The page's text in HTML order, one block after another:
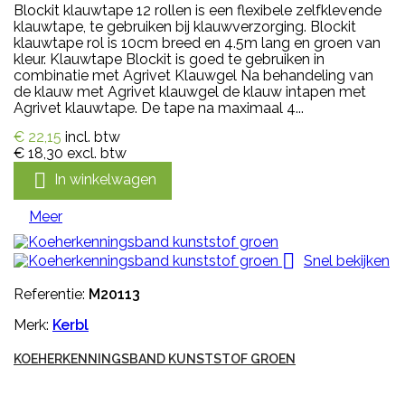
Blockit klauwtape 12 rollen is een flexibele zelfklevende
klauwtape, te gebruiken bij klauwverzorging. Blockit
klauwtape rol is 10cm breed en 4.5m lang en groen van
kleur. Klauwtape Blockit is goed te gebruiken in
combinatie met Agrivet Klauwgel Na behandeling van
de klauw met Agrivet klauwgel de klauw intapen met
Agrivet klauwtape. De tape na maximaal 4...
€ 22,15 incl. btw
€ 18,30 excl. btw
 In winkelwagen
Meer

Snel bekijken
Referentie: M20113
Merk: Kerbl
KOEHERKENNINGSBAND KUNSTSTOF GROEN